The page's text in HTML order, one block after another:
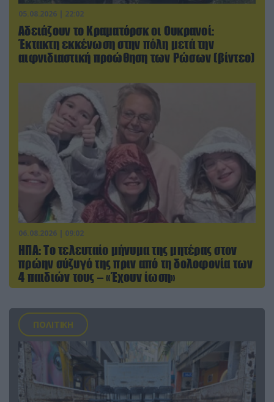
05.08.2026 | 22:02
Αδειάζουν το Κραματόρσκ οι Ουκρανοί:
Έκτακτη εκκένωση στην πόλη μετά την
αιφνιδιαστική προώθηση των Ρώσων (βίντεο)
06.08.2026 | 09:02
ΗΠΑ: Το τελευταίο μήνυμα της μητέρας στον
πρώην σύζυγό της πριν από τη δολοφονία των
4 παιδιών τους – «Έχουν ίωση»
ΠΟΛΙΤΙΚΗ